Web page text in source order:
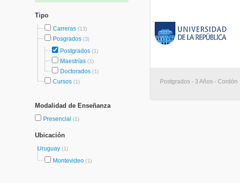
Tipo
Carreras (13)
Posgrados (3)
Postgrados (1)
Maestrías (1)
Doctorados (1)
Cursos (1)
Modalidad de Enseñanza
Presencial (1)
Ubicación
Uruguay (1)
Montevideo (1)
Postgrados - 3 Años - Cordón